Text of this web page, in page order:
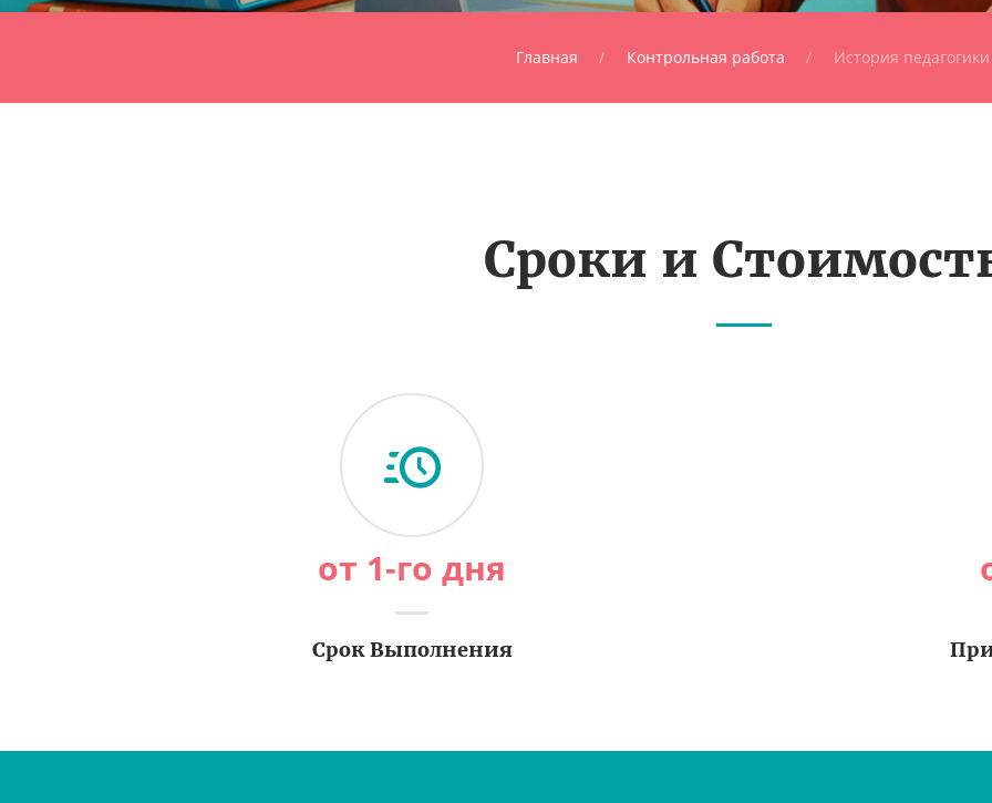
Главная Контрольная работа История педагогики
Сроки и
от 1-го дня
Срок Выполнения